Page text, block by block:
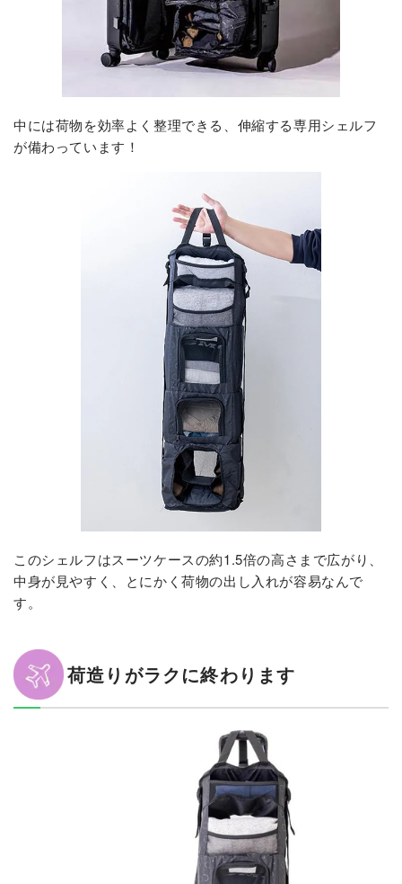
中には荷物を効率よく整理できる、伸縮する専用シェルフ
が備わっています！
このシェルフはスーツケースの約1.5倍の高さまで広がり、
中身が見やすく、とにかく荷物の出し入れが容易なんで
す。
荷造りがラクに終わります